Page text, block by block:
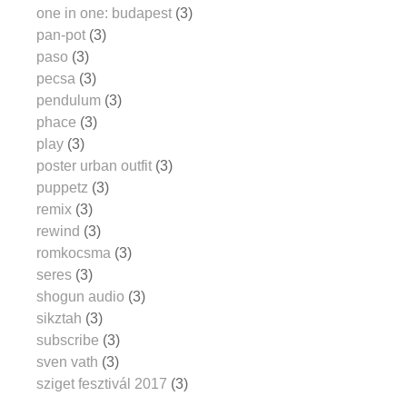
one in one: budapest (3)
pan-pot (3)
paso (3)
pecsa (3)
pendulum (3)
phace (3)
play (3)
poster urban outfit (3)
puppetz (3)
remix (3)
rewind (3)
romkocsma (3)
seres (3)
shogun audio (3)
sikztah (3)
subscribe (3)
sven vath (3)
sziget fesztivál 2017 (3)